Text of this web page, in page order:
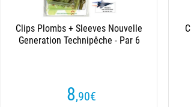
Clip Plomb Rok Fishing Screw Lock
Lead Clip Sl
8,49€